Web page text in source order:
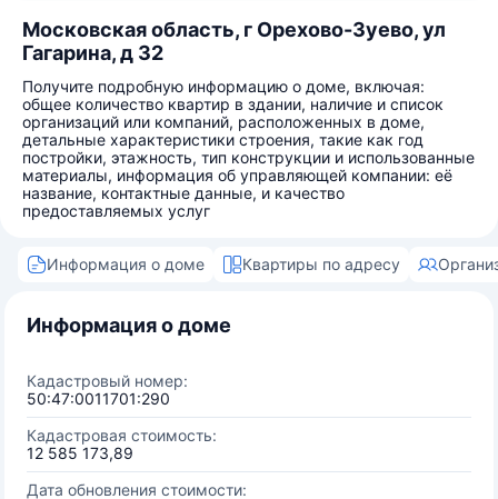
Московская область, г Орехово-Зуево, ул
Гагарина, д 32
Получите подробную информацию о доме, включая:
общее количество квартир в здании, наличие и список
организаций или компаний, расположенных в доме,
детальные характеристики строения, такие как год
постройки, этажность, тип конструкции и использованные
материалы, информация об управляющей компании: её
название, контактные данные, и качество
предоставляемых услуг
Информация о доме Квартиры по адресу
Информация о доме
Кадастровый номер:
50:47:0011701:290
Кадастровая стоимость:
12 585 173,89
Дата обновления стоимости: